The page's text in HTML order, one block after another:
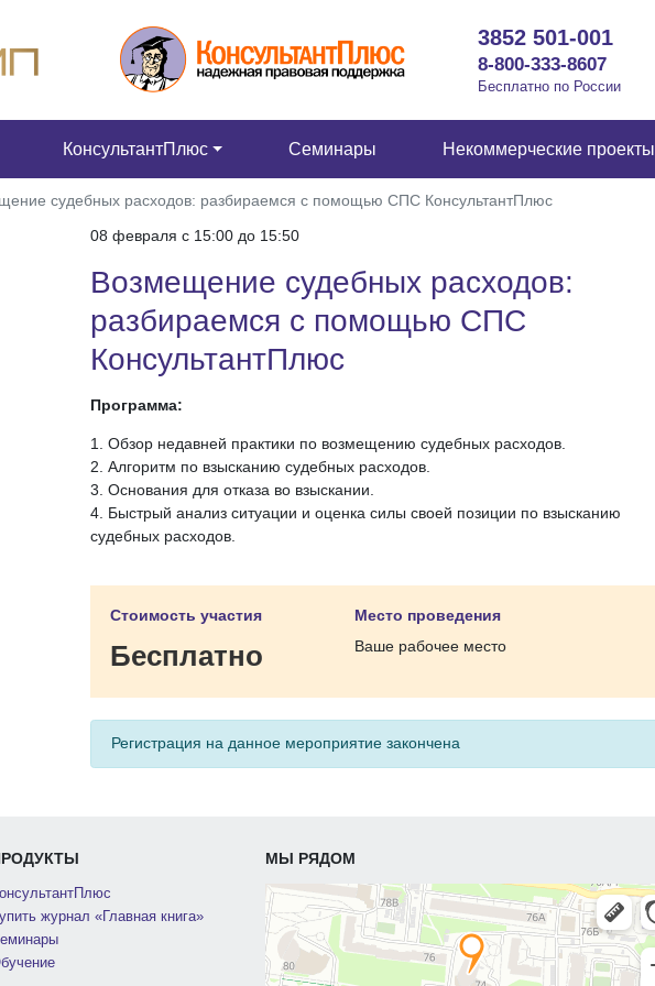
3852 501-001
8-800-333-8607
Бесплатно по России
КонсультантПлюс Семинары Некоммерческие проекты
судебных расходов: разбираемся с помощью СПС КонсультантПлюс
08 февраля c 15:00 до 15:50
Возмещение судебных расходов:
разбираемся с помощью СПС
КонсультантПлюс
Программа:
1. Обзор недавней практики по возмещению судебных расходов.
2. Алгоритм по взысканию судебных расходов.
3. Основания для отказа во взыскании.
4. Быстрый анализ ситуации и оценка силы своей позиции по взысканию
судебных расходов.
Стоимость участия
Бесплатно
Место проведения
Ваше рабочее место
Регистрация на данное мероприятие закончена
журнал «Главная книга»
МЫ РЯДОМ